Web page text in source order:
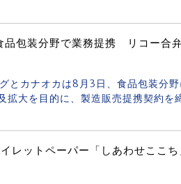
包装分野で業務提携 リコー合
とカナオカは8月3日、食品包装分
大を目的に、製造販売提携契約を
レットペーパー「しあわせここち